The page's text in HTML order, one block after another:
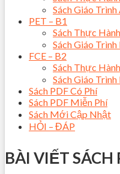
Sách Giáo
PET – B1
Sách Thực
Sách Giáo Trình
FCE – B2
Sách Thực
Sách Giáo Trình
Sách PDF Có Phí
Sách PDF Miễn Phí
Sách Mới Cập Nhật
HỎI – ĐÁP
BÀI VIẾT SÁCH